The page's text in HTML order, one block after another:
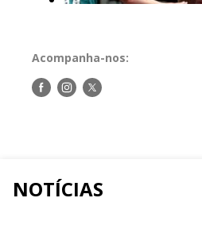
Acompanha-nos:
Siga-Siga-Siga-
NOTÍCIAS